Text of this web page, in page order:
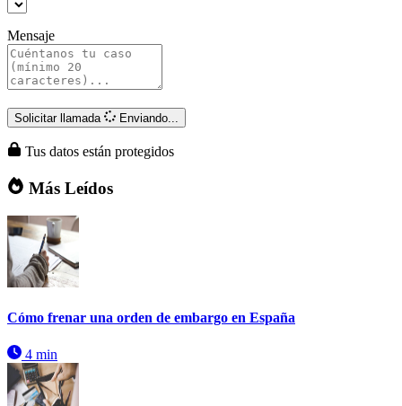
Mensaje
Solicitar llamada Enviando...
Tus datos están protegidos
Más Leídos
Cómo frenar una orden de embargo en España
4 min